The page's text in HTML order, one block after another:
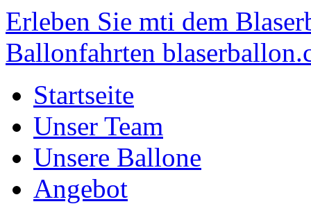
Erleben Sie mti dem
Ballonfahrten
Startseite
Unser Team
Unsere Ballone
Angebot